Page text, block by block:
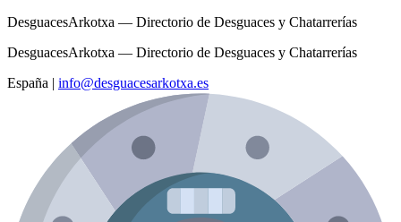
DesguacesArkotxa — Directorio de Desguaces y Chatarrerías
DesguacesArkotxa — Directorio de Desguaces y Chatarrerías
España | info@desguacesarkotxa.es